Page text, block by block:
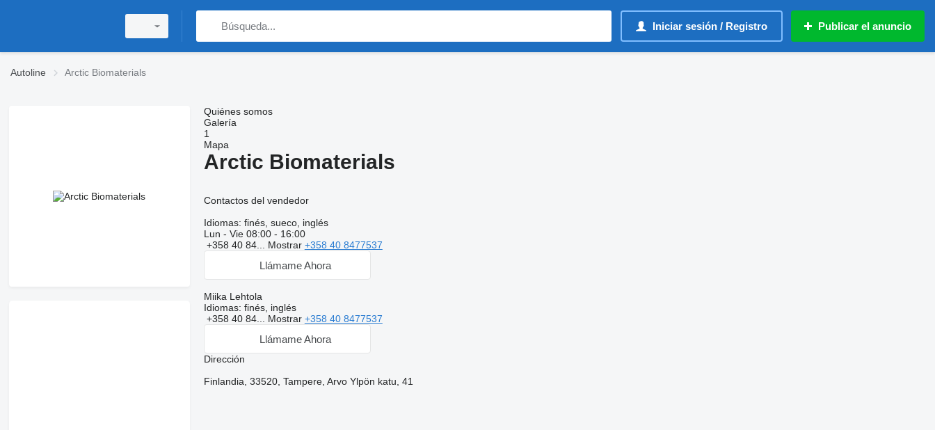
Iniciar sesión / Registro Publicar el anuncio
Autoline Arctic Biomaterials
Quiénes somos
Galería
1
Mapa
Arctic Biomaterials
Contactos del vendedor
Idiomas: finés, sueco, inglés
Lun - Vie 08:00 - 16:00
+358 40 84... Mostrar +358 40 8477537
Llámame Ahora
Miika Lehtola
Idiomas: finés, inglés
+358 40 84... Mostrar +358 40 8477537
Llámame Ahora
Dirección
Finlandia, 33520, Tampere, Arvo Ylpön katu, 41